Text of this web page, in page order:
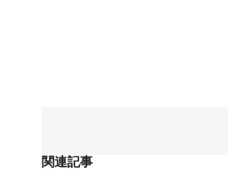
関連記事